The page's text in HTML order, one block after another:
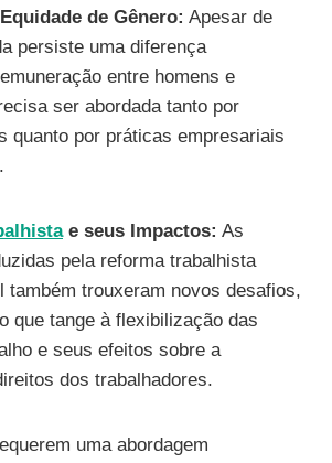
de Gênero: Apesar de
persiste uma diferença
entre homens e
ser abordada tanto por
quanto por práticas empresariais
e seus Impactos: As
pela reforma trabalhista
também trouxeram novos desafios,
que tange à flexibilização das
e seus efeitos sobre a
dos trabalhadores.
uma abordagem